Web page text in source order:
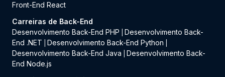
Front-End React
Carreiras de Back-End
Desenvolvimento Back-End PHP
Desenvolvimento Back-
End .NET
Desenvolvimento Back-End Python
Desenvolvimento Back-End Java
Desenvolvimento Back-
End Node.js